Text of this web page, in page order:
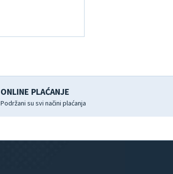
ONLINE PLAĆANJE
Podržani su svi načini plaćanja